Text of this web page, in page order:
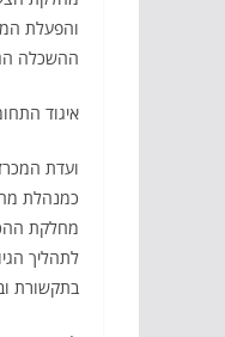
והפעלת
ההשכלה
איגוד
ועדת
כמנהלת
מחלקת
לתהליך
בתקשורת